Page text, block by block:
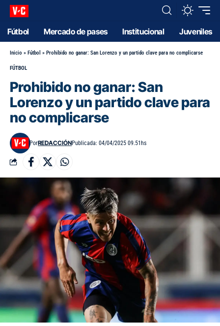
Fútbol Mercado de pases Institucional Juveniles
Inicio » Fútbol » Prohibido no ganar: San Lorenzo y un partido clave para no complicarse
FÚTBOL
Prohibido no ganar: San
Lorenzo y un partido clave para
no complicarse
PorREDACCIÓNPublicada: 04/04/2025 09.51hs